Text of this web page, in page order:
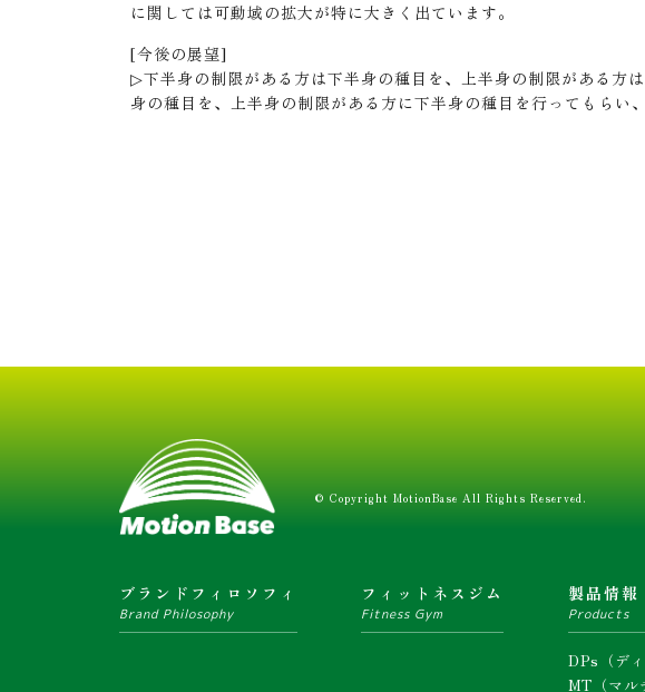
に関しては可動域の拡大が特に大きく出ています。
[今後の展望]
▷下半身の制限がある方は下半身の種目を、上半身の制限がある方
身の種目を、上半身の制限がある方に下半身の種目を行ってもらい
© Copyright MotionBase All Rights Reserved.
ブランドフィロソフィ
Brand Philosophy
フィットネスジム
Fitness Gym
製品情報
Products
DPs（デ
MT（マル